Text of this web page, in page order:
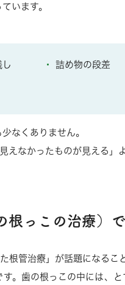
います。
し 詰め物の段差
なくありません。
えなかったものが見える」
根っこの治療）
根管治療」が話題になるこ
。歯の根っこの中には、